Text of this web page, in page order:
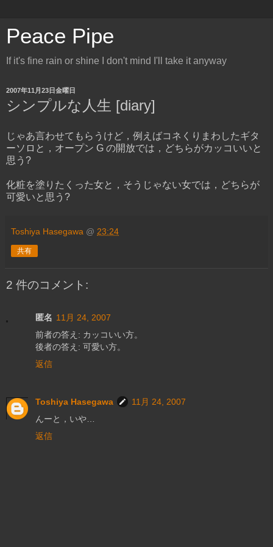
Peace Pipe
If it's fine rain or shine I don't mind I'll take it anyway
2007年11月23日金曜日
シンプルな人生 [diary]
じゃあ言わせてもらうけど，例えばコネくりまわしたギタ
ーソロと，オープン G の開放では，どちらがカッコいいと
思う?
化粧を塗りたくった女と，そうじゃない女では，どちらが
可愛いと思う?
Toshiya Hasegawa @ 23:24
共有
2 件のコメント:
匿名 11月 24, 2007
前者の答え: カッコいい方。
後者の答え: 可愛い方。
返信
Toshiya Hasegawa
11月 24, 2007
んーと，いや…
返信